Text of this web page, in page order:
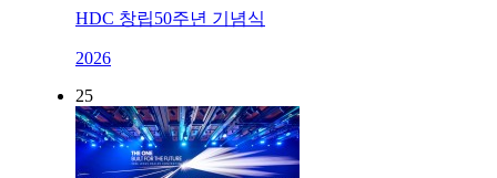
HDC 창립50주년 기념식
2026
25